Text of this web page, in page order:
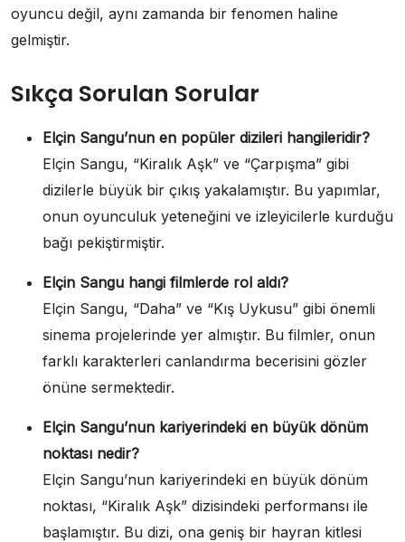
oyuncu değil, aynı zamanda bir fenomen haline
gelmiştir.
Sıkça Sorulan Sorular
Elçin Sangu’nun en popüler dizileri hangileridir?
Elçin Sangu, “Kiralık Aşk” ve “Çarpışma” gibi
dizilerle büyük bir çıkış yakalamıştır. Bu yapımlar,
onun oyunculuk yeteneğini ve izleyicilerle kurduğu
bağı pekiştirmiştir.
Elçin Sangu hangi filmlerde rol aldı?
Elçin Sangu, “Daha” ve “Kış Uykusu” gibi önemli
sinema projelerinde yer almıştır. Bu filmler, onun
farklı karakterleri canlandırma becerisini gözler
önüne sermektedir.
Elçin Sangu’nun kariyerindeki en büyük dönüm
noktası nedir?
Elçin Sangu’nun kariyerindeki en büyük dönüm
noktası, “Kiralık Aşk” dizisindeki performansı ile
başlamıştır. Bu dizi, ona geniş bir hayran kitlesi